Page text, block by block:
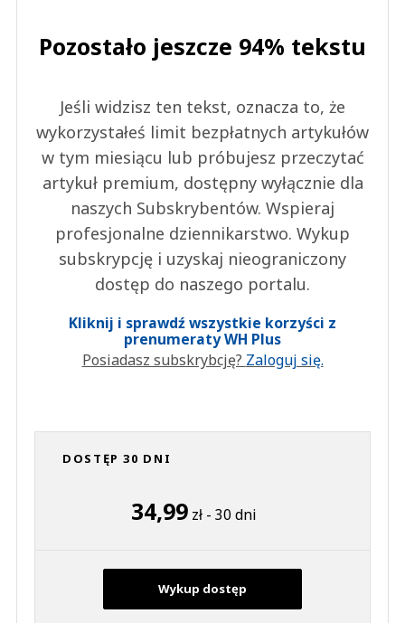
Pozostało jeszcze 94% tekstu
Jeśli widzisz ten tekst, oznacza to, że
wykorzystałeś limit bezpłatnych artykułów
w tym miesiącu lub próbujesz przeczytać
artykuł premium, dostępny wyłącznie dla
naszych Subskrybentów. Wspieraj
profesjonalne dziennikarstwo. Wykup
subskrypcję i uzyskaj nieograniczony
dostęp do naszego portalu.
Kliknij i sprawdź wszystkie korzyści z
prenumeraty WH Plus
Posiadasz subskrybcję? Zaloguj się.
DOSTĘP 30 DNI
34,99 zł - 30 dni
Wykup dostęp